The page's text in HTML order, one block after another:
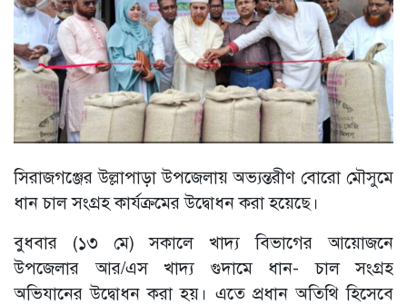
সিরাজগঞ্জের উল্লাপাড়া উপজেলায় অভ্যন্তরীণ বোরো মৌসুমে
ধান চাল সংগ্রহ কার্যক্রমের উদ্বোধন করা হয়েছে।
বুধবার (১৩ মে) সকালে খাদ্য বিভাগের আয়োজনে
উপজেলার আর/এস খাদ্য গুদামে ধান- চাল সংগ্রহ
অভিযানের উদ্বোধন করা হয়। এতে প্রধান অতিথি হিসেবে